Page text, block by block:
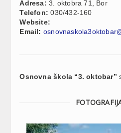
Adresa:3. oktobra 71, Bor
Telefon:030/432-160
Website:
Email:
Osnovna škola “3. oktobar”